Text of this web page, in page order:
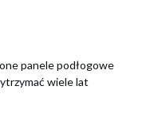
panele podłogowe
wiele lat